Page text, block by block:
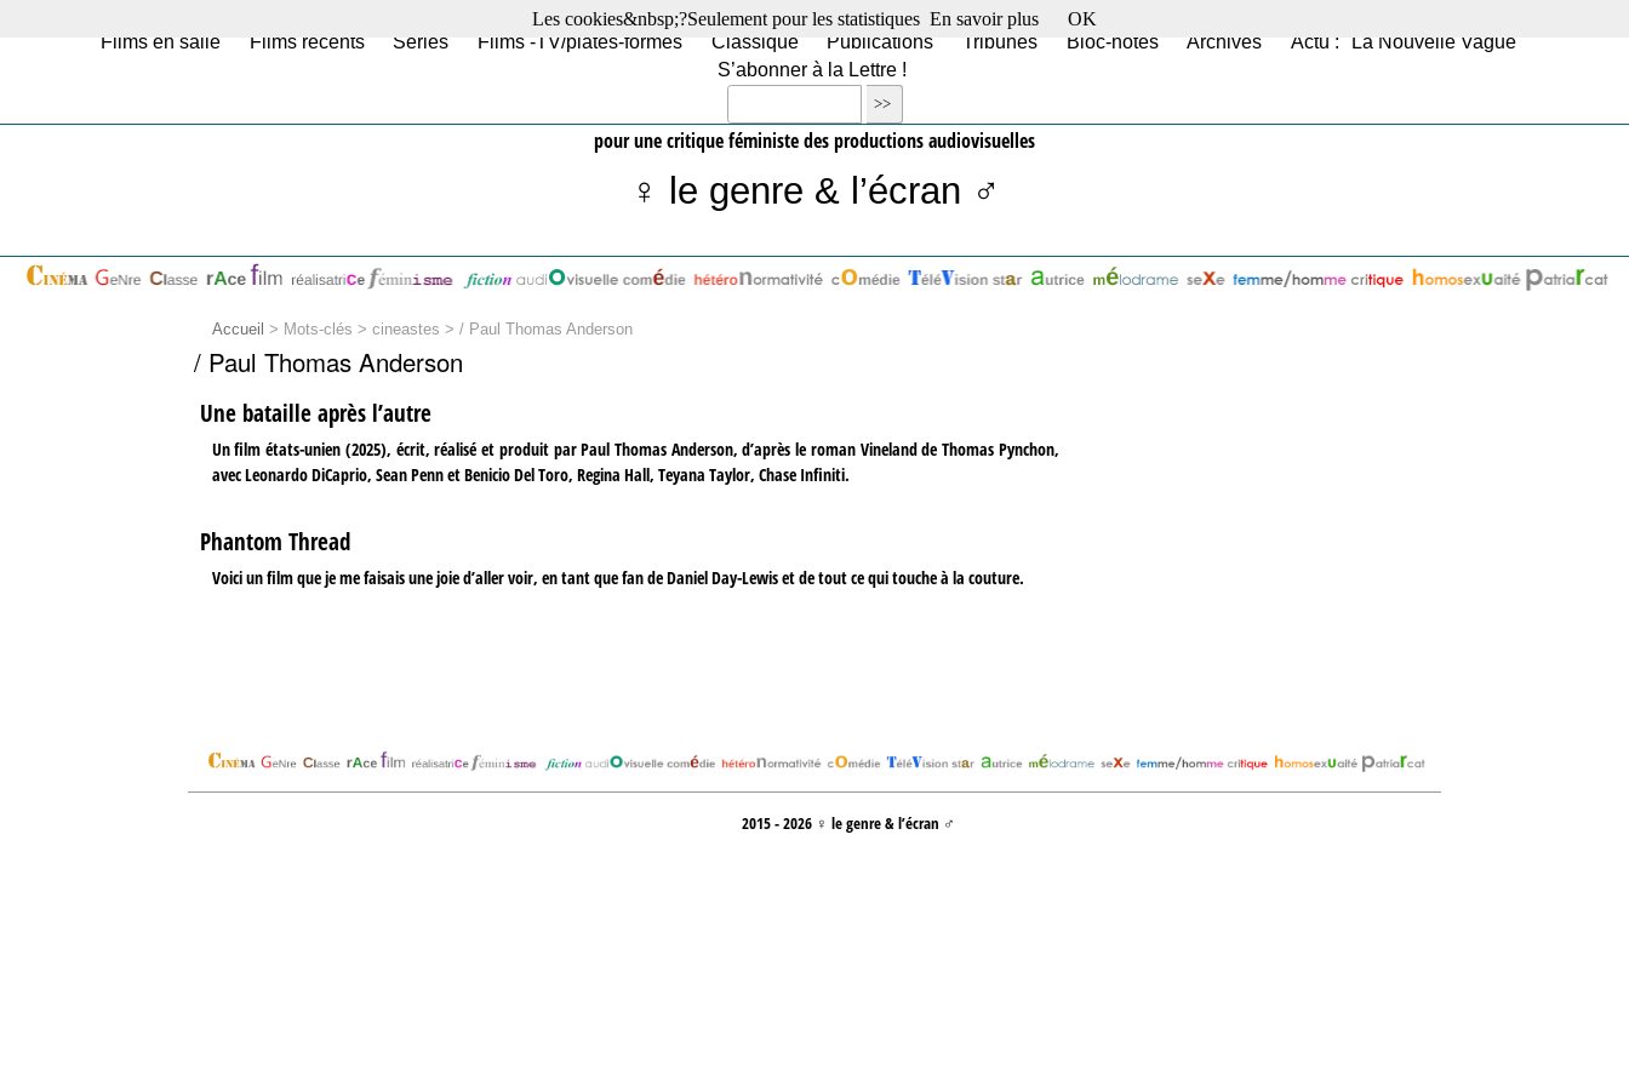
Films en salle Films récents Séries Films -TV/plates-formes Classique Publications Tribunes Bloc-notes Archives
Actu : "La Nouvelle Vague"
S’abonner à la Lettre !
pour une critique féministe des productions audiovisuelles
♀ le genre & l’écran ♂
Accueil > Mots-clés > cineastes > / Paul Thomas Anderson
/ Paul Thomas Anderson
Une bataille après l’autre
Un film états-unien (2025), écrit, réalisé et produit par Paul Thomas Anderson, d’après le roman Vineland de Thomas Pynchon,
avec Leonardo DiCaprio, Sean Penn et Benicio Del Toro, Regina Hall, Teyana Taylor, Chase Infiniti.
Phantom Thread
Voici un film que je me faisais une joie d’aller voir, en tant que fan de Daniel Day-Lewis et de tout ce qui touche à la couture.
2015 - 2026 ♀ le genre & l’écran ♂
Les cookies&nbsp;?Seulement pour les statistiques En savoir plus OK